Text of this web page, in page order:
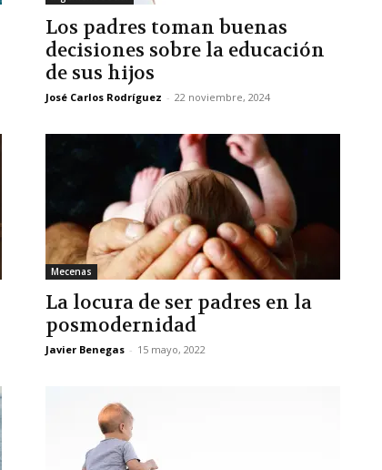
Los padres toman buenas
decisiones sobre la educación
de sus hijos
José Carlos Rodríguez - 22 noviembre, 2024
Mecenas
La locura de ser padres en la
posmodernidad
Javier Benegas - 15 mayo, 2022